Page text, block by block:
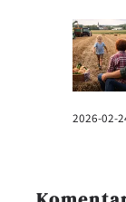
2026-02-